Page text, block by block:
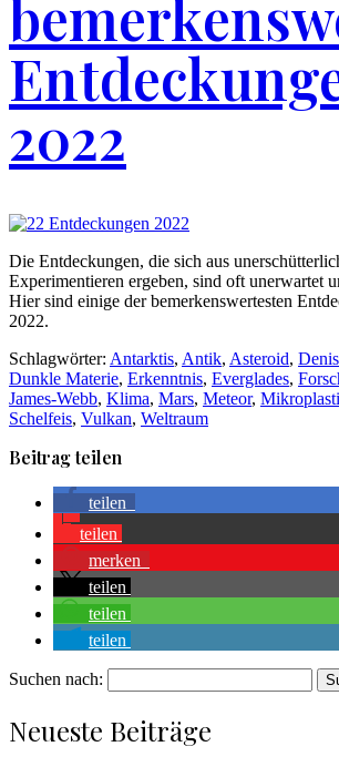
2022
Die Entdeckungen, die sich aus
Experimentieren ergeben, sind oft unerwartet
Hier sind einige der bemerkenswertesten
2022.
Schlagwörter: Antarktis, Antik, Asteroid,
Dunkle Materie, Erkenntnis, Everglades,
James-Webb, Klima, Mars, Meteor,
Schelfeis, Vulkan, Weltraum
Beitrag teilen
teilen
teilen
merken
teilen
teilen
teilen
Suchen nach:
Neueste Beiträge